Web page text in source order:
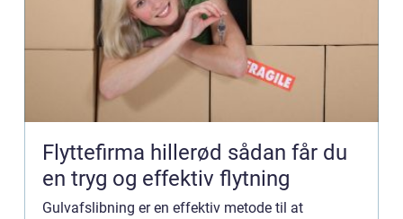
Flyttefirma hillerød sådan får du
en tryg og effektiv flytning
Gulvafslibning er en effektiv metode til at